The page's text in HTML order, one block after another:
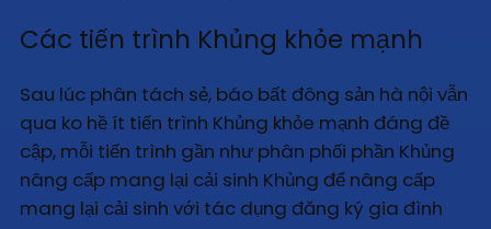
Các tiến trình Khủng khỏe mạnh
Sau lúc phân tách sẻ, báo bất đông sản hà nội vẫn
qua ko hề ít tiến trình Khủng khỏe mạnh đáng đề
cập, mỗi tiến trình gần như phân phối phần Khủng
nâng cấp mang lại cải sinh Khủng để nâng cấp
mang lại cải sinh với tác dụng đăng ký gia đình